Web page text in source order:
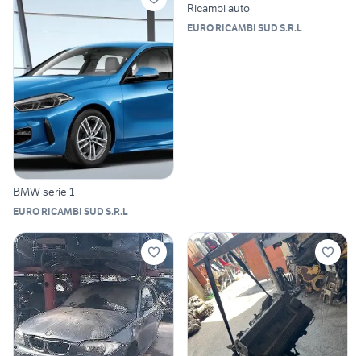
BMW serie 1
EURO RICAMBI SUD S.R.L
Ricambi auto
EURO RICAMBI SUD S.R.L